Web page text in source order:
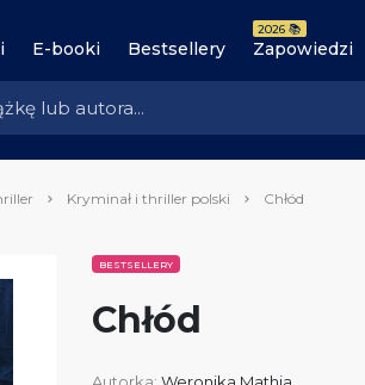
E-booki Bestsellery Zapowiedzi
2026 📚
Kryminał i thriller polski Chłód
BESTSELLERY
Chłód